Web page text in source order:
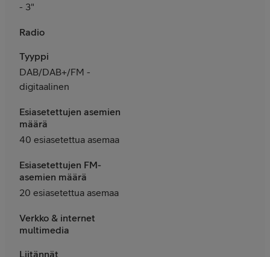
- 3"
Radio
Tyyppi
DAB/DAB+/FM -
digitaalinen
Esiasetettujen asemien
määrä
40 esiasetettua asemaa
Esiasetettujen FM-
asemien määrä
20 esiasetettua asemaa
Verkko & internet
multimedia
Liitännät